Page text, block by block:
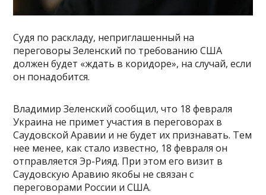
Судя по раскладу, неприглашенный на
переговоры Зеленский по требованию США
должен будет «ждать в коридоре», на случай, если
он понадобится.
Владимир Зеленский сообщил, что 18 февраля
Украина не примет участия в переговорах в
Саудовской Аравии и не будет их признавать. Тем
нее менее, как стало известно, 18 февраля он
отправляется Эр-Рияд. При этом его визит в
Саудовскую Аравию якобы не связан с
переговорами России и США.